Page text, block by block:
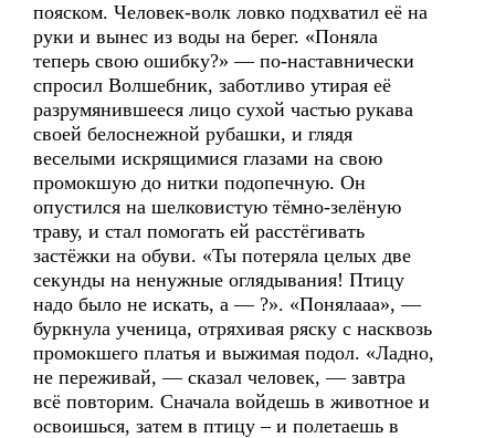
пояском. Человек-волк ловко подхватил её на
руки и вынес из воды на берег. «Поняла
теперь свою ошибку?» — по-наставнически
спросил Волшебник, заботливо утирая её
разрумянившееся лицо сухой частью рукава
своей белоснежной рубашки, и глядя
веселыми искрящимися глазами на свою
промокшую до нитки подопечную. Он
опустился на шелковистую тёмно-зелёную
траву, и стал помогать ей расстёгивать
застёжки на обуви. «Ты потеряла целых две
секунды на ненужные оглядывания! Птицу
надо было не искать, а — ?». «Понялааа», —
буркнула ученица, отряхивая ряску с насквозь
промокшего платья и выжимая подол. «Ладно,
не переживай, — сказал человек, — завтра
всё повторим. Сначала войдешь в животное и
освоишься, затем в птицу – и полетаешь в